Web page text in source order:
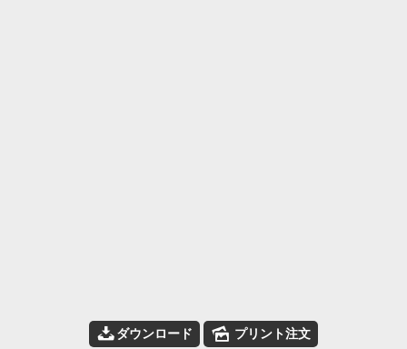
📥ダウンロード 🌄 プリント注文